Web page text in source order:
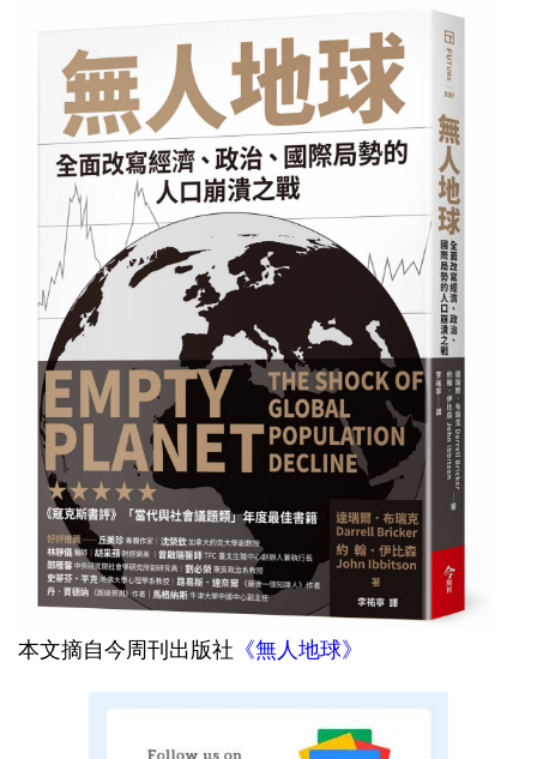
本文摘自今周刊出版社 《無人地球》